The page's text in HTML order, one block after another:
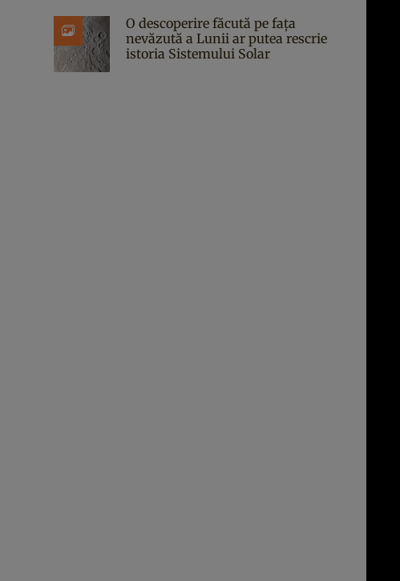
O descoperire făcută pe fața
nevăzută a Lunii ar putea rescrie
istoria Sistemului Solar